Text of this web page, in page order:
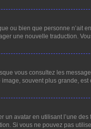
ou bien que personne
une nouvelle traduction.
vous consultez les
souvent plus grande,
avatar en utilisant l’une
Si vous ne pouvez pas